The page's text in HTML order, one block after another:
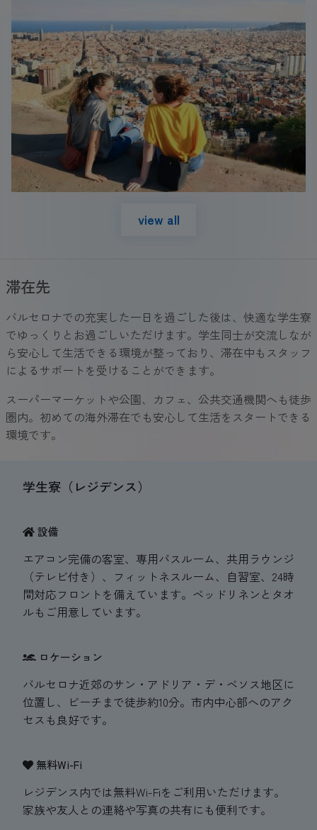
view all
滞在先
バルセロナでの充実した一日を過ごした後は、快適な学生寮
でゆっくりとお過ごしいただけます。学生同士が交流しなが
ら安心して生活できる環境が整っており、滞在中もスタッフ
によるサポートを受けることができます。
スーパーマーケットや公園、カフェ、公共交通機関へも徒歩
圏内。初めての海外滞在でも安心して生活をスタートできる
環境です。
学生寮（レジデンス）
設備
エアコン完備の客室、専用バスルーム、共用ラウンジ
（テレビ付き）、フィットネスルーム、自習室、24時
間対応フロントを備えています。ベッドリネンとタオ
ルもご用意しています。
ロケーション
バルセロナ近郊のサン・アドリア・デ・ベソス地区に
位置し、ビーチまで徒歩約10分。市内中心部へのアク
セスも良好です。
無料Wi-Fi
レジデンス内では無料Wi-Fiをご利用いただけます。
家族や友人との連絡や写真の共有にも便利です。